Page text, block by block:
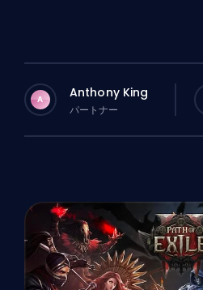
A Anthony King
パートナー